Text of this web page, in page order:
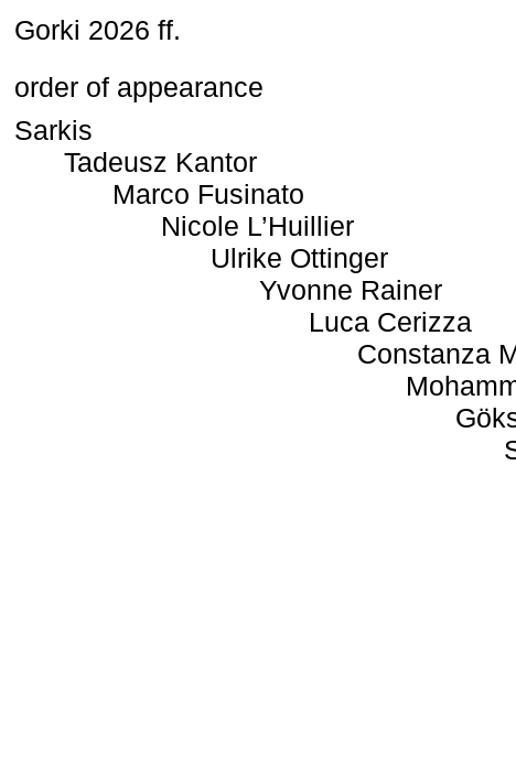
Gorki 2026 ff.
order of appearance
Sarkis
Tadeusz Kantor
Marco Fusinato
Nicole L’Huillier
Ulrike Ottinger
Yvonne Rainer
Luca Cerizza
Constanza